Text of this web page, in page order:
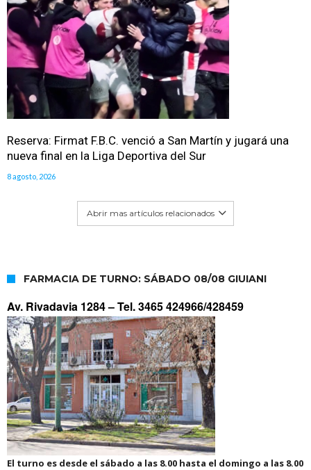
Reserva: Firmat F.B.C. venció a San Martín y jugará una
nueva final en la Liga Deportiva del Sur
8 agosto, 2026
Abrir mas artículos relacionados
FARMACIA DE TURNO: SÁBADO 08/08 GIUIANI
Av. Rivadavia 1284 –Tel. 3465 424966/428459
El turno es desde el sábado a las 8.00 hasta el domingo a las 8.00